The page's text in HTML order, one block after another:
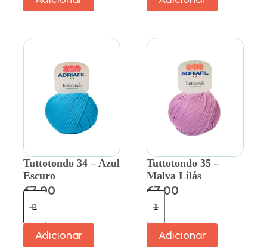
Tuttotondo 34 – Azul
Escuro
€7.00
Adicionar
Tuttotondo 35 –
Malva Lilás
€7.00
Adicionar